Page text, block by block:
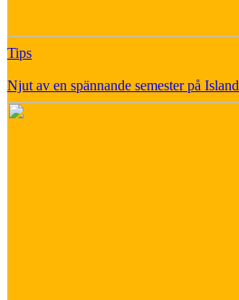
Tips
Njut av en spännande semester på Island